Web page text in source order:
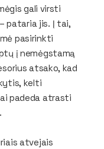
gali virsti
pataria jis. Į tai,
pasirinkti
į nemėgstamą
atsako, kad
kelti
padeda atrasti
atvejais